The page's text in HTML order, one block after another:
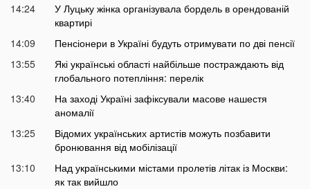
14:24
У Луцьку жінка організувала бордель в орендованій
квартирі
14:09
Пенсіонери в Україні будуть отримувати по дві пенсії
13:55
Які українські області найбільше постраждають від
глобального потепління: перелік
13:40
На заході Україні зафіксували масове нашестя
аномалії
13:25
Відомих українських артистів можуть позбавити
бронювання від мобілізації
13:10
Над українськими містами пролетів літак із Москви:
як так вийшло